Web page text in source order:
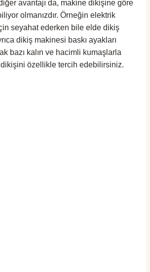
avantajı da, makine dikişine göre
olmanızdır. Örneğin elektrik
seyahat ederken bile elde dikiş
dikiş makinesi baskı ayakları
bazı kalın ve hacimli kumaşlarla
özellikle tercih edebilirsiniz.